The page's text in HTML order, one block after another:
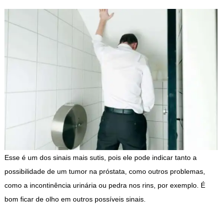
Esse é um dos sinais mais sutis, pois ele pode indicar tanto a
possibilidade de um tumor na próstata, como outros problemas,
como a incontinência urinária ou pedra nos rins, por exemplo. É
bom ficar de olho em outros possíveis sinais.